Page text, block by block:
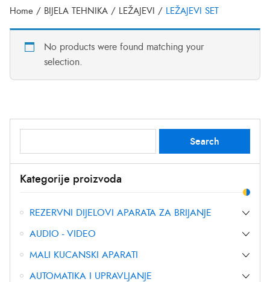
Home / BIJELA TEHNIKA / LEŽAJEVI / LEŽAJEVI SET
No products were found matching your
selection.
for:
Search
Kategorije proizvoda
REZERVNI DIJELOVI APARATA ZA BRIJANJE
AUDIO - VIDEO
MALI KUCANSKI APARATI
AUTOMATIKA I UPRAVLJANJE